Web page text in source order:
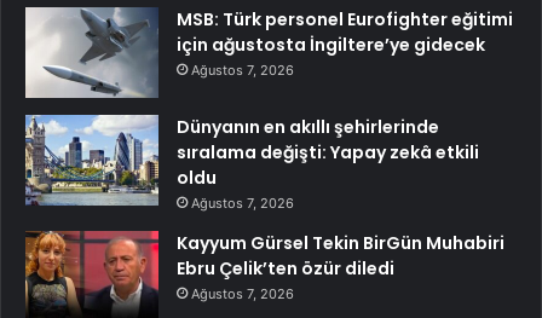
MSB: Türk personel Eurofighter eğitimi
için ağustosta İngiltere’ye gidecek
Ağustos 7, 2026
Dünyanın en akıllı şehirlerinde
sıralama değişti: Yapay zekâ etkili
oldu
Ağustos 7, 2026
Kayyum Gürsel Tekin BirGün Muhabiri
Ebru Çelik’ten özür diledi
Ağustos 7, 2026